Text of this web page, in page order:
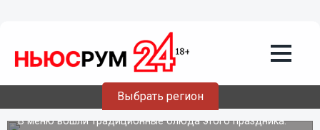
Выбрать регион
24.12.202017:48
Новогодний ужин приготовят для 3
тысяч нижегородских медиков
В меню вошли традиционные блюда этого праздника.